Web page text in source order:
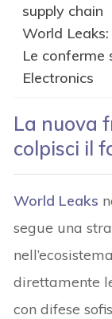
supply chain
World Leaks:
Le conferme
Electronics
La nuova
colpisci il
World Leaks
segue una
direttamente
con difese